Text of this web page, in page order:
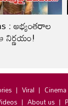
: అభ్యంతరాల
నిర్ణయం!
Viral
About us